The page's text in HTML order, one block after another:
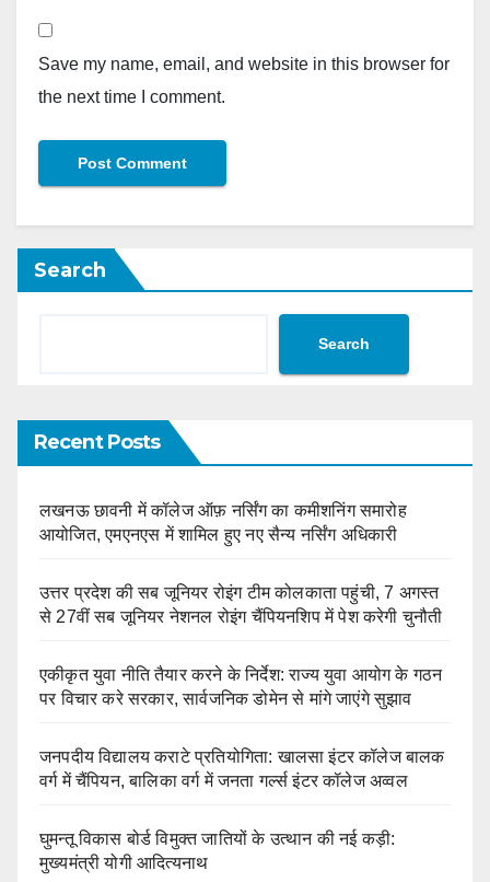
Save my name, email, and website in this browser for
the next time I comment.
Search
Search
Recent Posts
लखनऊ छावनी में कॉलेज ऑफ़ नर्सिंग का कमीशनिंग समारोह
आयोजित, एमएनएस में शामिल हुए नए सैन्य नर्सिंग अधिकारी
उत्तर प्रदेश की सब जूनियर रोइंग टीम कोलकाता पहुंची, 7 अगस्त
से 27वीं सब जूनियर नेशनल रोइंग चैंपियनशिप में पेश करेगी चुनौती
एकीकृत युवा नीति तैयार करने के निर्देश: राज्य युवा आयोग के गठन
पर विचार करे सरकार, सार्वजनिक डोमेन से मांगे जाएंगे सुझाव
जनपदीय विद्यालय कराटे प्रतियोगिता: खालसा इंटर कॉलेज बालक
वर्ग में चैंपियन, बालिका वर्ग में जनता गर्ल्स इंटर कॉलेज अव्वल
घुमन्तू विकास बोर्ड विमुक्त जातियों के उत्थान की नई कड़ी:
मुख्यमंत्री योगी आदित्यनाथ